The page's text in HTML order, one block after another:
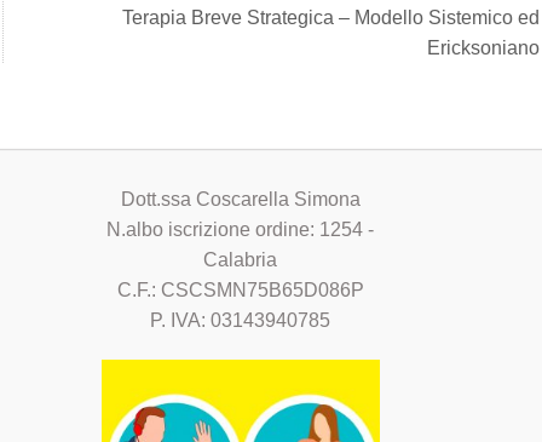
Terapia Breve Strategica – Modello Sistemico ed
Ericksoniano
Dott.ssa Coscarella Simona
N.albo iscrizione ordine: 1254 -
Calabria
C.F.: CSCSMN75B65D086P
P. IVA: 03143940785